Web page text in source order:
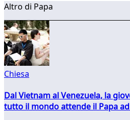
Altro di Papa
Chiesa
Dal Vietnam al Venezuela, la
tutto il mondo attende il Papa